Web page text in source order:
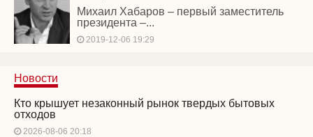
Михаил Хабаров – первый заместитель
президента –...
2019-12-06 19:29
Новости
Кто крышует незаконный рынок твердых бытовых
отходов
2026-08-06 20:18